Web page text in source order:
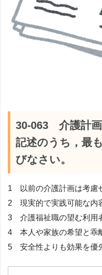
30-063 介護計
記述のうち，最
びなさい。
1 以前の介護計画は考慮
2 現実的で実践可能な内
3 介護福祉職の望む利用
4 本人や家族の希望と乖
5 安全性よりも効果を優